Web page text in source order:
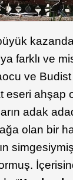
farklı ve
ve Budist
eseri
adak
olan bir